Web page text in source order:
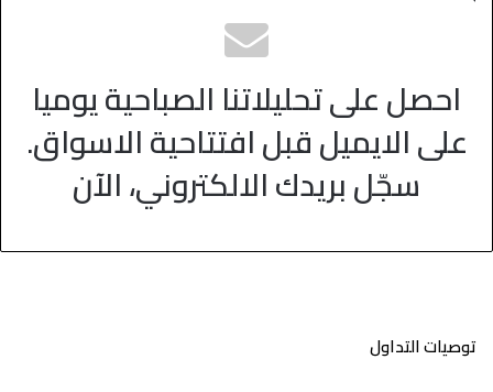
احصل على تحليلاتنا الصباحية يوميا
على الايميل قبل افتتاحية الاسواق.
سجّل بريدك الالكتروني، الآن
توصيات التداول